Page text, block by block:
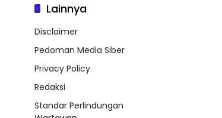
Lainnya
Disclaimer
Pedoman Media Siber
Privacy Policy
Redaksi
Standar Perlindungan